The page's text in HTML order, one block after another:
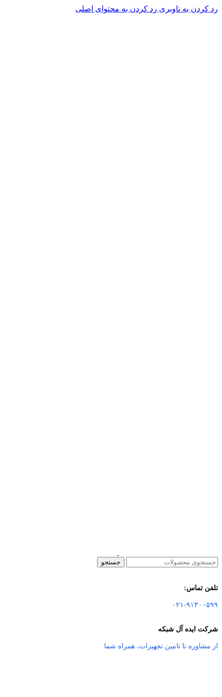
رد کردن به ناوبری رد کردن به محتوای اصلی
جستجو
تلفن تماس:
۰۲۱-۹۱۳۰۰۵۹۹
شرکت ایده آل شبکه
از مشاوره تا تامین تجهیزات، همراه شما